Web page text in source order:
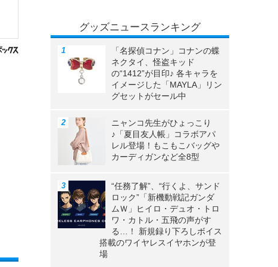
グッズニュースランキング
「名探偵コナン」コナンの蝶
ネクタイ、怪盗キッド
の“1412”が目印♪ 各キャラを
イメージした「MAYLA」リン
グセットがセール中
ニャンコ先生がひょっこり
♪「夏目友人帳」コラボアパ
レル登場！もこもこバッグや
カーディガンなど全8型
“任務了解”、“行くよ、サンド
ロック”「新機動戦記ガンダ
ムＷ」ヒイロ・デュオ・トロ
ワ・カトル・五飛の声がす
る…！ 新規録り下ろしボイス
搭載のワイヤレスイヤホンが登
場